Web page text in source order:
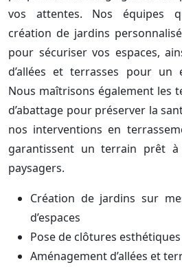
vos attentes. Nos équipes
création de jardins
pour sécuriser vos espaces,
d’allées et terrasses pour un
Nous maîtrisons également les
d’abattage pour préserver la
nos interventions en
garantissent un terrain prêt
paysagers.
Création de jardins sur
d’espaces
Pose de clôtures
Aménagement d’allées et